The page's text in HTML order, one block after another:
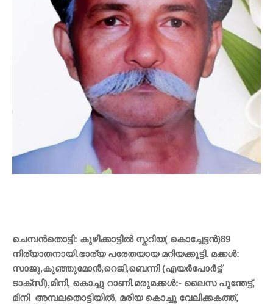
ചെമ്പൻതൊട്ടി: കുഴിക്കാട്ടിൽ സ്കറിയ( കൊച്ചേട്ടൻ)89
നിര്യാതനായി.ഭാര്യ പരേതയായ മറിയക്കുട്ടി. മക്കൾ:
സാജു,കുഞ്ഞുമോൻ,റെജി,ബെന്നി (എയർപോർട്ട്
ടാക്സി),മിനി, കൊച്ചു റാണി.മരുമക്കൾ:- ലൈസ പുന്തേട്ട്,
മിനി അമ്പലതാെട്ടിയിൽ, മരിയ കാെച്ചു വേലിക്കകത്ത്,